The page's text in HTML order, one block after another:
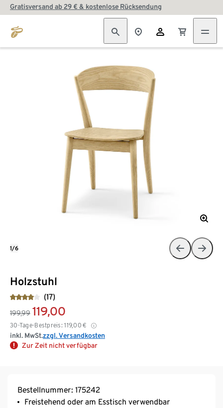
Gratisversand ab 29 € & kostenlose Rücksendung
Holzstuhl
(17)
199,99 119,00
30-Tage-Bestpreis: 119,00 €
inkl. MwSt.zzgl. Versandkosten
Zur Zeit nicht verfügbar
1/6
Bestellnummer: 175242
Freistehend oder am Esstisch verwendbar